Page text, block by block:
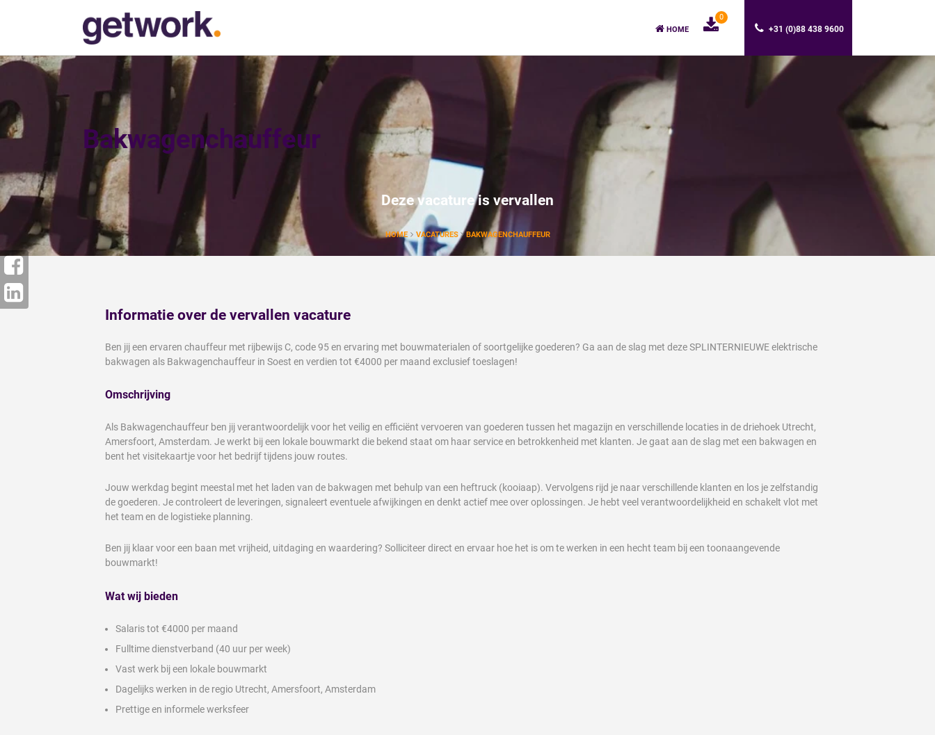
+31 (0)88 438 9600
HOME
0
Bakwagenchauffeur
Deze vacature is vervallen
HOME VACATURES BAKWAGENCHAUFFEUR
Informatie over de vervallen vacature
Ben jij een ervaren chauffeur met rijbewijs C, code 95 en ervaring met bouwmaterialen of soortgelijke goederen? Ga aan de slag met deze SPLINTERNIEUWE elektrische
bakwagen als Bakwagenchauffeur in Soest en verdien tot €4000 per maand exclusief toeslagen!
Omschrijving
Als Bakwagenchauffeur ben jij verantwoordelijk voor het veilig en efficiënt vervoeren van goederen tussen het magazijn en verschillende locaties in de driehoek Utrecht,
Amersfoort, Amsterdam. Je werkt bij een lokale bouwmarkt die bekend staat om haar service en betrokkenheid met klanten. Je gaat aan de slag met een bakwagen en
bent het visitekaartje voor het bedrijf tijdens jouw routes.
Jouw werkdag begint meestal met het laden van de bakwagen met behulp van een heftruck (kooiaap). Vervolgens rijd je naar verschillende klanten en los je zelfstandig
de goederen. Je controleert de leveringen, signaleert eventuele afwijkingen en denkt actief mee over oplossingen. Je hebt veel verantwoordelijkheid en schakelt vlot met
het team en de logistieke planning.
Ben jij klaar voor een baan met vrijheid, uitdaging en waardering? Solliciteer direct en ervaar hoe het is om te werken in een hecht team bij een toonaangevende
bouwmarkt!
Wat wij bieden
Salaris tot €4000 per maand
Fulltime dienstverband (40 uur per week)
Vast werk bij een lokale bouwmarkt
Dagelijks werken in de regio Utrecht, Amersfoort, Amsterdam
Prettige en informele werksfeer